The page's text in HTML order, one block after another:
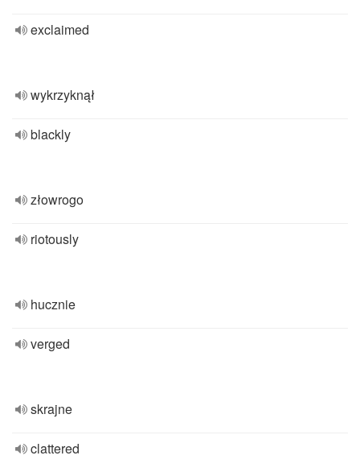
exclaimed
wykrzyknął
blackly
złowrogo
riotously
hucznie
verged
skrajne
clattered